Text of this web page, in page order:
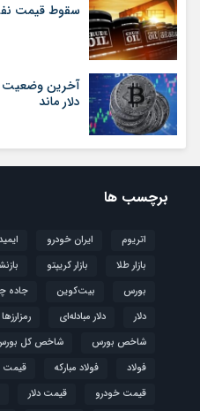
سقوط قیمت نفت؛
دلار ماند
برچسب ها
اتریوم ایران خودرو
بازار طلا
بازار کریپتو
بورس
بیت‌کوین جاده
دلار
دلار مبادله‌ای رمزارزها
شاخص بورس
شاخص کل
فولاد
فولاد مبارکه قیمت
قیمت خودرو
قیمت دلار